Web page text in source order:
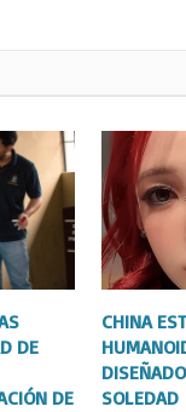
DE
DE
CHINA
SOLEDAD